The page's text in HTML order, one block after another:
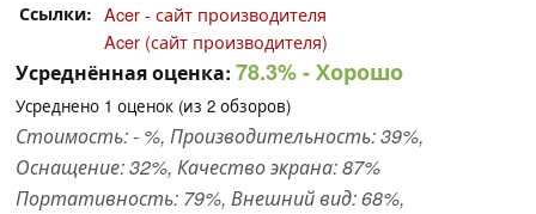
Ссылки
Acer - сайт производителя
Acer (сайт производителя)
Усреднённая оценка: 78.3%- Хорошо
Усреднено 1 оценок (из 2 обзоров)
Стоимость: - %, Производительность: 39%,
Оснащение: 32%, Качество экрана: 87%
Портативность: 79%, Внешний вид: 68%,